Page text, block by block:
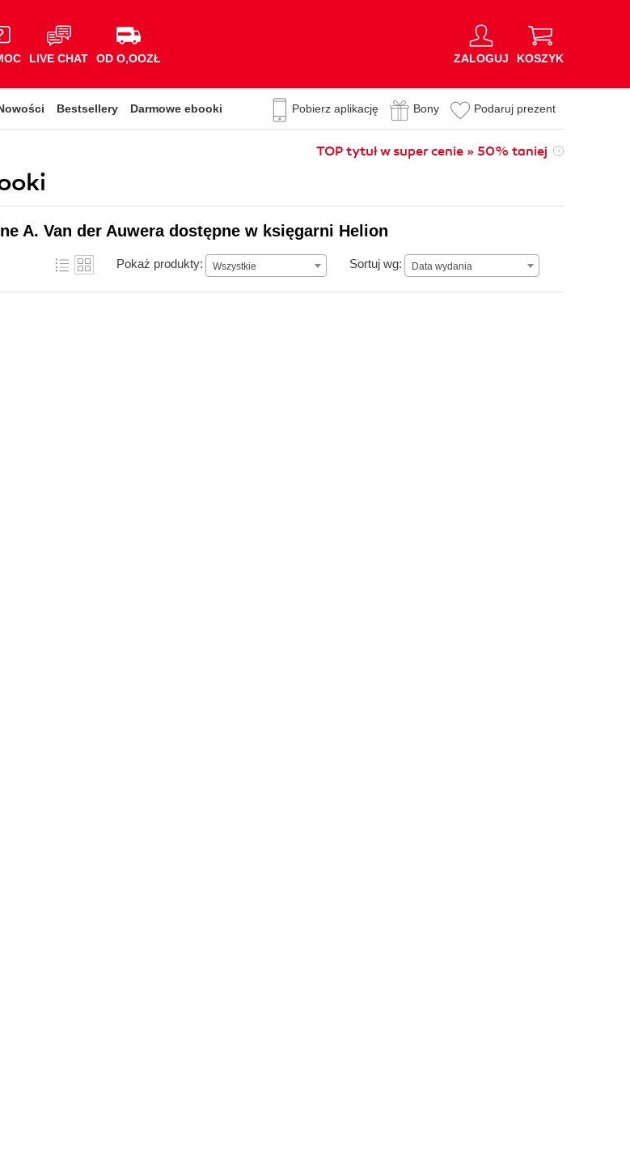
LIVE CHAT OD O,OOZŁ ZALOGUJ KOSZYK
Bestsellery Darmowe ebooki Pobierz aplikację Bony Podaruj prezent
TOP tytuł w super cenie » 50% taniej
A. Van der Auwera dostępne w księgarni Helion
Pokaż produkty: Wszystkie Sortuj wg: Data wydania
Data wydania